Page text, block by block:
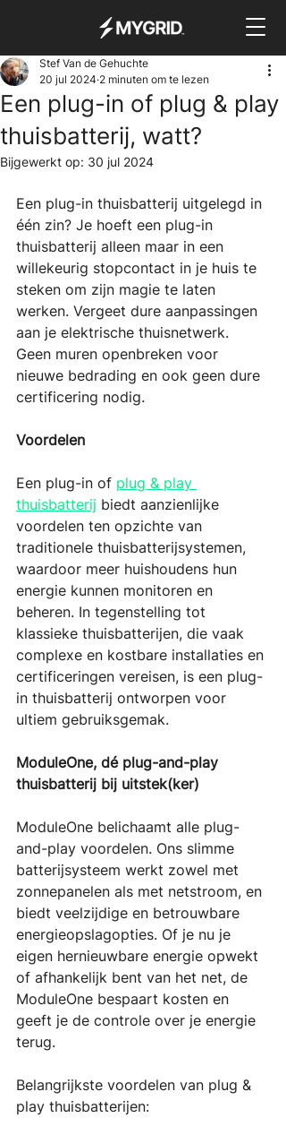
Een plug-in of plug & play
thuisbatterij, watt?
Stef Van de Gehuchte
20 jul 2024 2 minuten om te lezen
Bijgewerkt op: 30 jul 2024
Een plug-in thuisbatterij uitgelegd in
één zin? Je hoeft een plug-in
thuisbatterij alleen maar in een
willekeurig stopcontact in je huis te
steken om zijn magie te laten
werken. Vergeet dure aanpassingen
aan je elektrische thuisnetwerk.
Geen muren openbreken voor
nieuwe bedrading en ook geen dure
certificering nodig.
Voordelen
Een plug-in of plug & play
thuisbatterij biedt aanzienlijke
voordelen ten opzichte van
traditionele thuisbatterijsystemen,
waardoor meer huishoudens hun
energie kunnen monitoren en
beheren. In tegenstelling tot
klassieke thuisbatterijen, die vaak
complexe en kostbare installaties en
certificeringen vereisen, is een plug-
in thuisbatterij ontworpen voor
ultiem gebruiksgemak.
ModuleOne, dé plug-and-play
thuisbatterij bij uitstek(ker)
ModuleOne belichaamt alle plug-
and-play voordelen. Ons slimme
batterijsysteem werkt zowel met
zonnepanelen als met netstroom, en
biedt veelzijdige en betrouwbare
energieopslagopties. Of je nu je
eigen hernieuwbare energie opwekt
of afhankelijk bent van het net, de
ModuleOne bespaart kosten en
geeft je de controle over je energie
terug.
Belangrijkste voordelen van plug &
play thuisbatterijen: